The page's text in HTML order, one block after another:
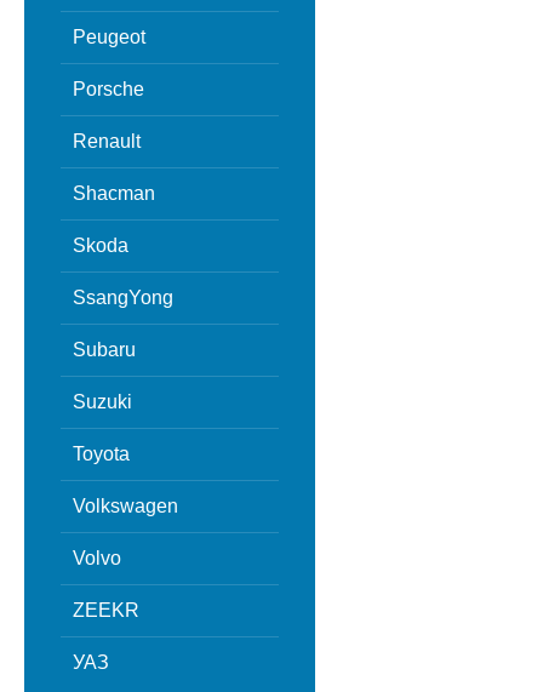
Peugeot
Porsche
Renault
Shacman
Skoda
SsangYong
Subaru
Suzuki
Toyota
Volkswagen
Volvo
ZEEKR
УАЗ